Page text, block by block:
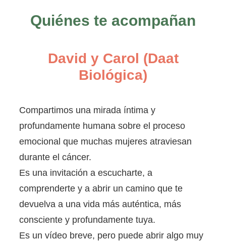
Quiénes te acompañan
David y Carol (Daat
Biológica)
Compartimos una mirada íntima y
profundamente humana sobre el proceso
emocional que muchas mujeres atraviesan
durante el cáncer.
Es una invitación a escucharte, a
comprenderte y a abrir un camino que te
devuelva a una vida más auténtica, más
consciente y profundamente tuya.
Es un vídeo breve, pero puede abrir algo muy